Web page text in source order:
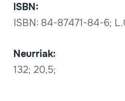
ISBN:
ISBN: 84-87471-84-6;
Neurriak:
132; 20,5;